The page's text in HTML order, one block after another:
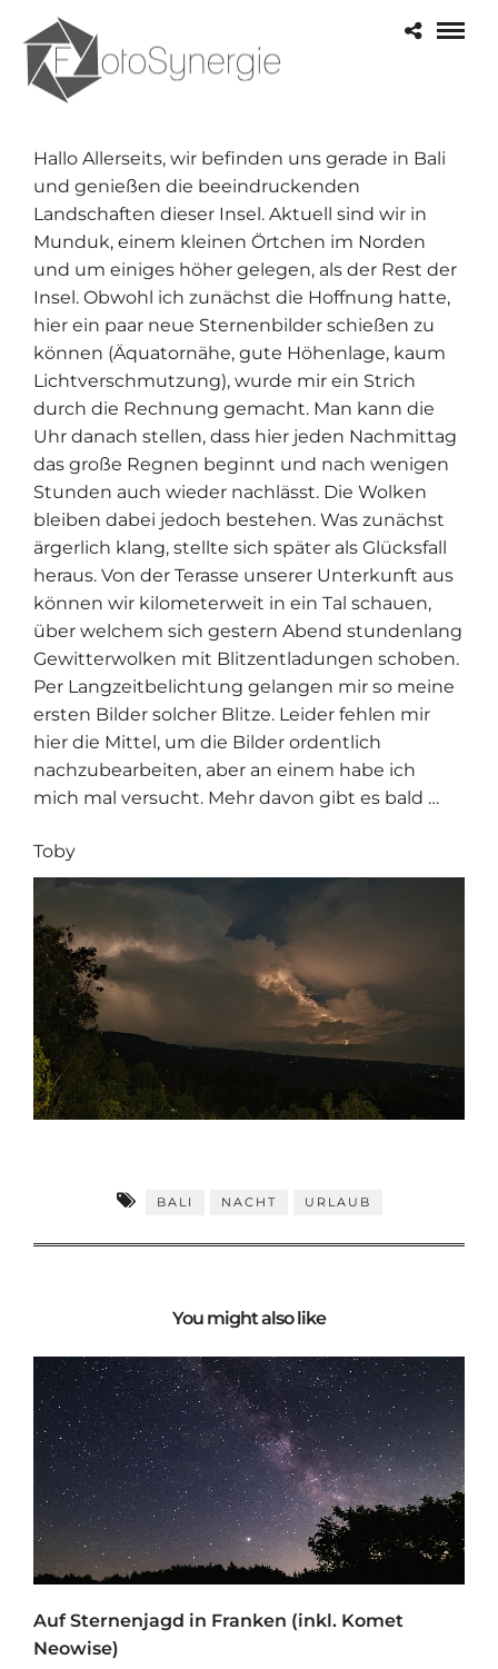
Hallo Allerseits, wir befinden uns gerade in Bali
und genießen die beeindruckenden
Landschaften dieser Insel. Aktuell sind wir in
Munduk, einem kleinen Örtchen im Norden
und um einiges höher gelegen, als der Rest der
Insel. Obwohl ich zunächst die Hoffnung hatte,
hier ein paar neue Sternenbilder schießen zu
können (Äquatornähe, gute Höhenlage, kaum
Lichtverschmutzung), wurde mir ein Strich
durch die Rechnung gemacht. Man kann die
Uhr danach stellen, dass hier jeden Nachmittag
das große Regnen beginnt und nach wenigen
Stunden auch wieder nachlässt. Die Wolken
bleiben dabei jedoch bestehen. Was zunächst
ärgerlich klang, stellte sich später als Glücksfall
heraus. Von der Terasse unserer Unterkunft aus
können wir kilometerweit in ein Tal schauen,
über welchem sich gestern Abend stundenlang
Gewitterwolken mit Blitzentladungen schoben.
Per Langzeitbelichtung gelangen mir so meine
ersten Bilder solcher Blitze. Leider fehlen mir
hier die Mittel, um die Bilder ordentlich
nachzubearbeiten, aber an einem habe ich
mich mal versucht. Mehr davon gibt es bald …
Toby
BALI NACHT URLAUB
You might also like
Auf Sternenjagd in Franken (inkl. Komet
Neowise)